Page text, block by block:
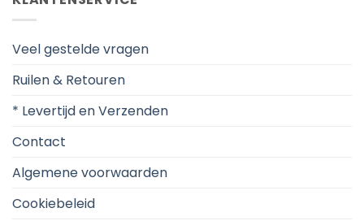
Veel gestelde vragen
Ruilen & Retouren
* Levertijd en Verzenden
Contact
Algemene voorwaarden
Cookiebeleid